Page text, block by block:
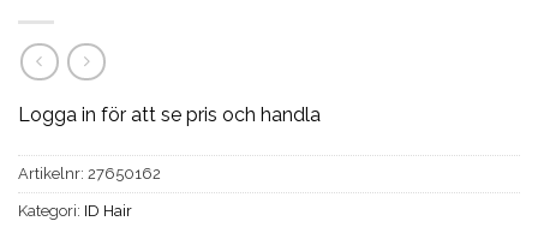
Logga in för att se pris och handla
Artikelnr: 27650162
Kategori: ID Hair